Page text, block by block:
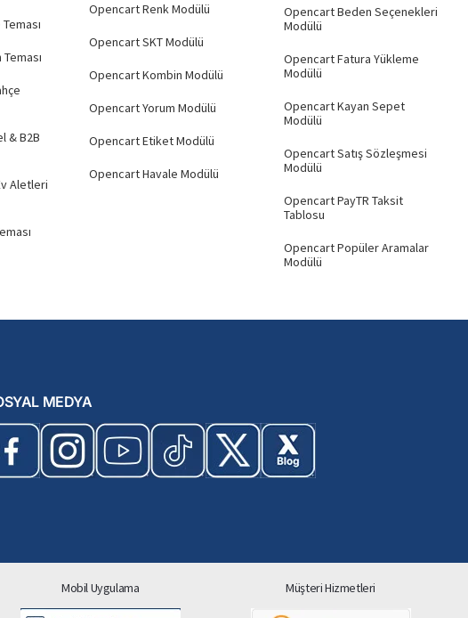
& B2B
Aletleri
Opencart Renk Modülü
Opencart SKT Modülü
Opencart Kombin Modülü
Opencart Yorum Modülü
Opencart Etiket Modülü
Opencart Havale Modülü
Opencart Beden Seçenekleri
Modülü
Opencart Fatura Yükleme
Modülü
Opencart Kayan Sepet
Modülü
Opencart Satış Sözleşmesi
Modülü
Opencart PayTR Taksit
Tablosu
Opencart Popüler Aramalar
Modülü
MEDYA
Mobil Uygulama Müşteri Hizmetleri